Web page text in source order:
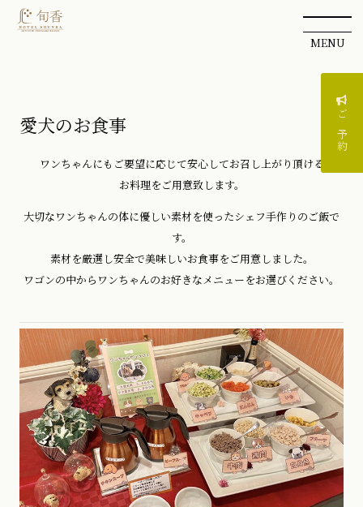
ご予約
愛犬のお食事
ワンちゃんにもご要望に応じて安心してお召し上がり頂ける
お料理をご用意致します。
大切なワンちゃんの体に優しい素材を使ったシェフ手作りのご飯で
す。
素材を厳選し安全で美味しいお食事をご用意しました。
ワゴンの中からワンちゃんのお好きなメニューをお選びください。
MENU